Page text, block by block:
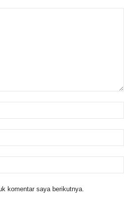
komentar saya berikutnya.